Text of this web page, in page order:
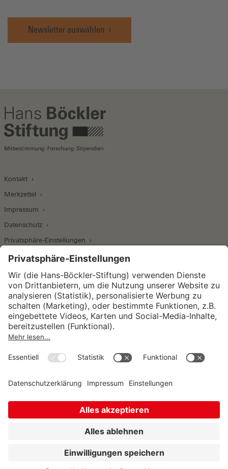
Newsletter auswählen
Kontakt
Merkzettel
Impressum
Datenschutz
Privatsphäre-Einstellungen
Wirtschafts- und Sozialwissenschaftliches Institut
Institut für Makroökonomie und
Konjunkturforschung
Unternehmensführung
Sozialrecht